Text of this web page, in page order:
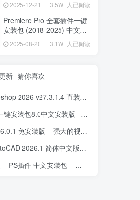
2025-12-21 3.5W+人已阅读
Premiere Pro 全套插件一键
安装包 (2018-2025) 中文安
率的专业工具
2025-08-20 3.1W+人已阅读
新 猜你喜欢
v27.3.1.4 直装版下载 – 专业图像编辑软件
中文安装版 – 支持2018-2025 – 提升设计效率
免安装版 – 强大的视频编辑工具
简体中文版 – 专业计算机辅助设计软件
中文安装包 – 专业级人像修图工具